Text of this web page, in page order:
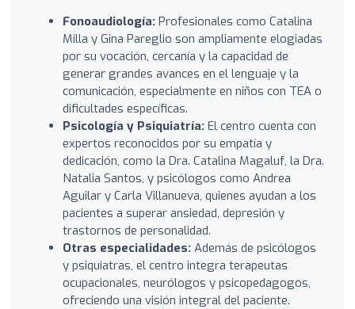
Fonoaudiología: Profesionales como Catalina
Milla y Gina Pareglio son ampliamente elogiadas
por su vocación, cercanía y la capacidad de
generar grandes avances en el lenguaje y la
comunicación, especialmente en niños con TEA o
dificultades específicas.
Psicología y Psiquiatría: El centro cuenta con
expertos reconocidos por su empatía y
dedicación, como la Dra. Catalina Magaluf, la Dra.
Natalia Santos, y psicólogos como Andrea
Aguilar y Carla Villanueva, quienes ayudan a los
pacientes a superar ansiedad, depresión y
trastornos de personalidad.
Otras especialidades: Además de psicólogos
y psiquiatras, el centro integra terapeutas
ocupacionales, neurólogos y psicopedagogos,
ofreciendo una visión integral del paciente.